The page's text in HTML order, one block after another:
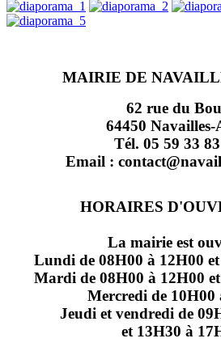
MAIRIE DE
62 rue du
64450 Navailles-
Tél. 05 59 33
Email :
HORAIRES
La mairie est
Lundi de 08H00 à 12H00
Mardi de 08H00 à 12H00
Mercredi de 10H00
Jeudi et vendredi de
et 13H30 à